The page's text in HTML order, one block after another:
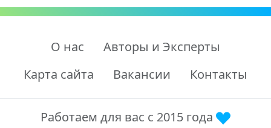
О нас
Авторы и Эксперты
Карта сайта
Вакансии Контакты
Работаем для вас с 2015 года